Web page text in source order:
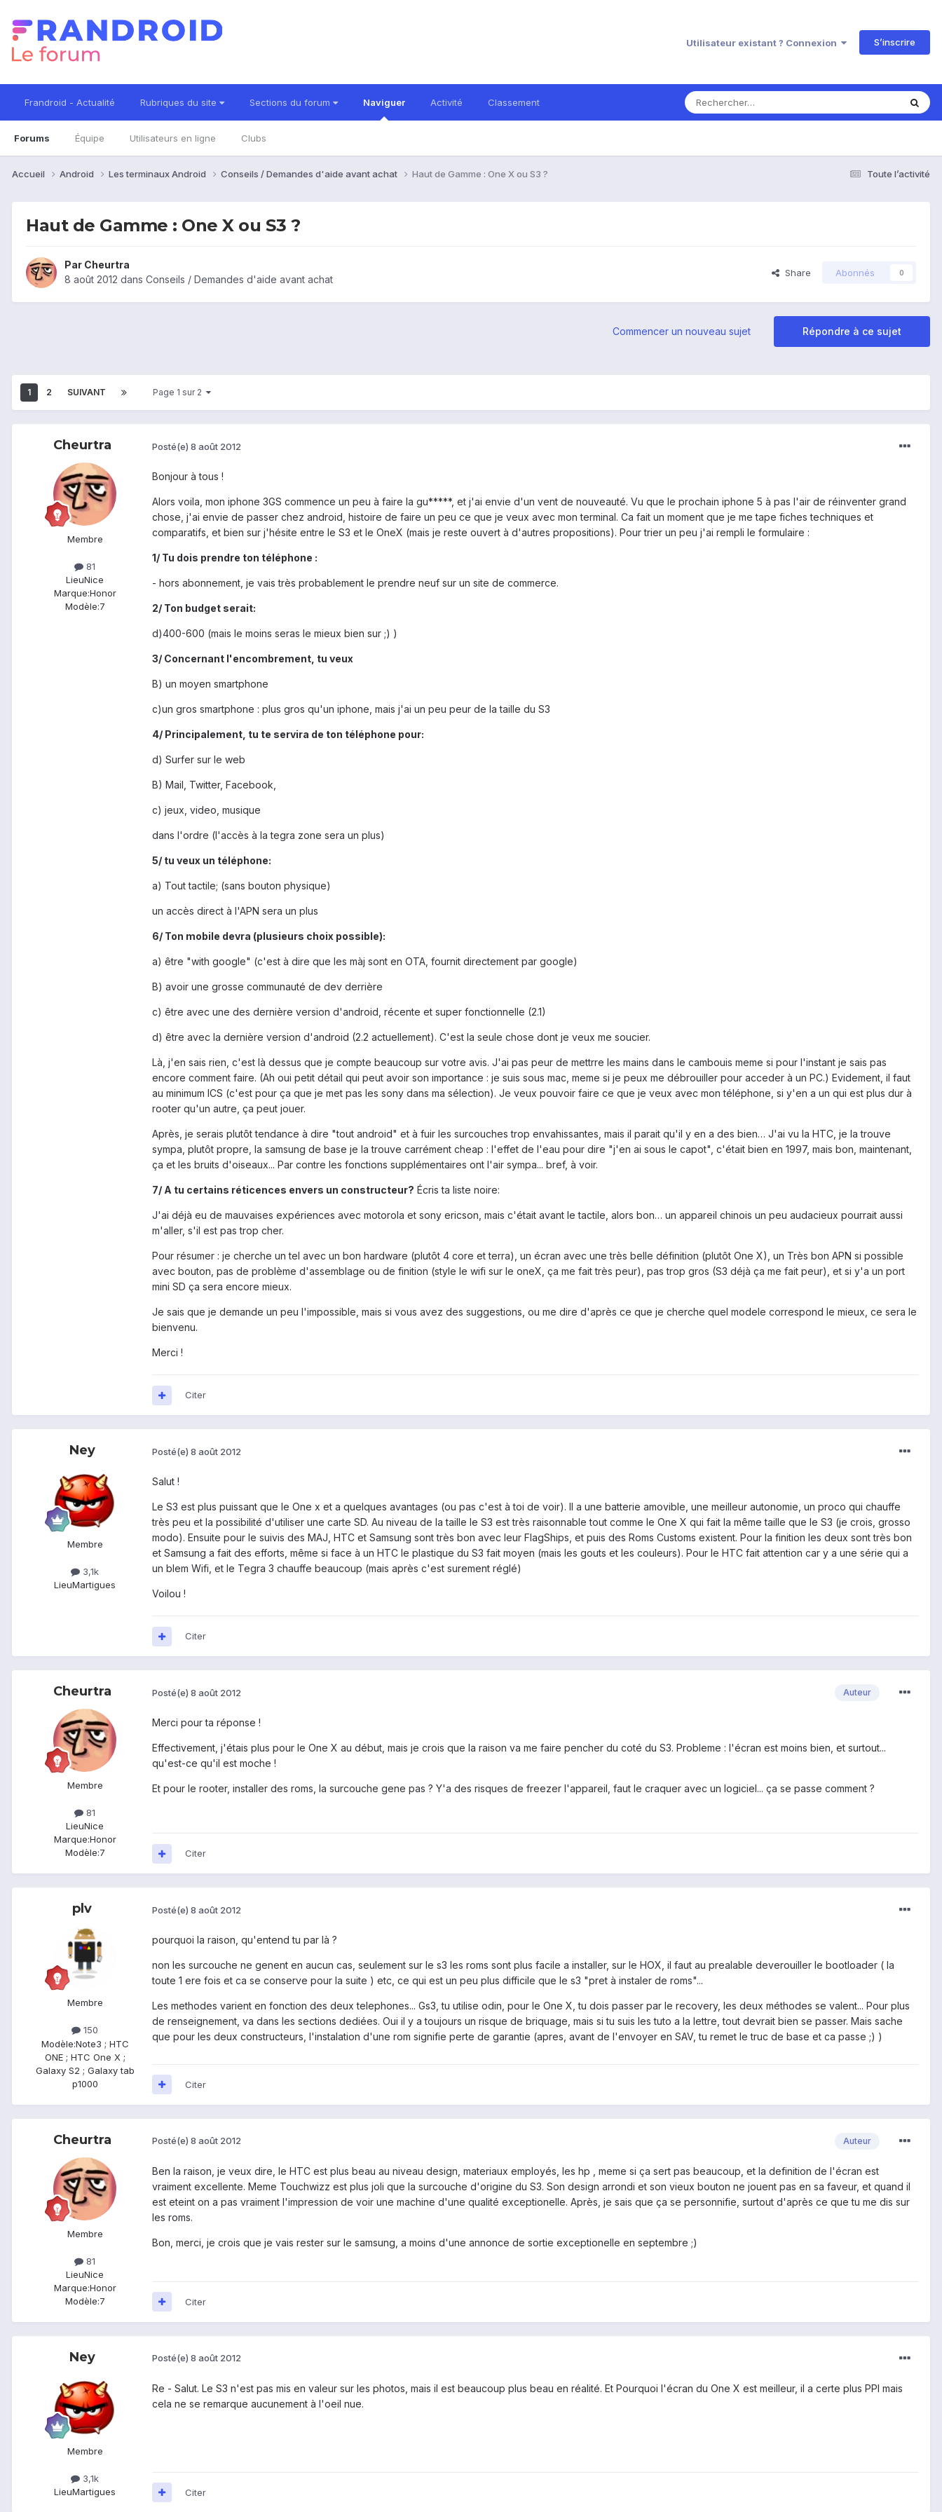
Utilisateur existant ? Connexion S’inscrire
Frandroid - Actualité Rubriques du site Sections du forum Naviguer
Forums Équipe Utilisateurs en ligne Clubs
Activité Classement
Toute l’activité
Accueil Android Les terminaux Android Conseils / Demandes d'aide avant achat Haut de Gamme : One X ou S3 ?
Haut de Gamme : One X ou S3 ?
Par Cheurtra
8 août 2012 dans Conseils / Demandes d'aide avant achat
Share Abonnés 0
Répondre à ce sujet
Commencer un nouveau sujet
1 2 SUIVANT Page 1 sur 2
Cheurtra
Membre
81
LieuNice
Marque:Honor
Modèle:7
Posté(e) 8 août 2012
Bonjour à tous !
Alors voila, mon iphone 3GS commence un peu à faire la gu*****, et j'ai envie d'un vent de nouveauté. Vu que le prochain iphone 5 à pas l'air de réinventer grand
chose, j'ai envie de passer chez android, histoire de faire un peu ce que je veux avec mon terminal. Ca fait un moment que je me tape fiches techniques et
comparatifs, et bien sur j'hésite entre le S3 et le OneX (mais je reste ouvert à d'autres propositions). Pour trier un peu j'ai rempli le formulaire :
1/ Tu dois prendre ton téléphone :
- hors abonnement, je vais très probablement le prendre neuf sur un site de commerce.
2/ Ton budget serait:
d)400-600 (mais le moins seras le mieux bien sur ;) )
3/ Concernant l'encombrement, tu veux
B) un moyen smartphone
c)un gros smartphone : plus gros qu'un iphone, mais j'ai un peu peur de la taille du S3
4/ Principalement, tu te servira de ton téléphone pour:
d) Surfer sur le web
B) Mail, Twitter, Facebook,
c) jeux, video, musique
dans l'ordre (l'accès à la tegra zone sera un plus)
5/ tu veux un téléphone:
a) Tout tactile; (sans bouton physique)
un accès direct à l'APN sera un plus
6/ Ton mobile devra (plusieurs choix possible):
a) être "with google" (c'est à dire que les màj sont en OTA, fournit directement par google)
B) avoir une grosse communauté de dev derrière
c) être avec une des dernière version d'android, récente et super fonctionnelle (2.1)
d) être avec la dernière version d'android (2.2 actuellement). C'est la seule chose dont je veux me soucier.
Là, j'en sais rien, c'est là dessus que je compte beaucoup sur votre avis. J'ai pas peur de mettrre les mains dans le cambouis meme si pour l'instant je sais pas
encore comment faire. (Ah oui petit détail qui peut avoir son importance : je suis sous mac, meme si je peux me débrouiller pour acceder à un PC.) Evidement, il faut
au minimum ICS (c'est pour ça que je met pas les sony dans ma sélection). Je veux pouvoir faire ce que je veux avec mon téléphone, si y'en a un qui est plus dur à
rooter qu'un autre, ça peut jouer.
Après, je serais plutôt tendance à dire "tout android" et à fuir les surcouches trop envahissantes, mais il parait qu'il y en a des bien… J'ai vu la HTC, je la trouve
sympa, plutôt propre, la samsung de base je la trouve carrément cheap : l'effet de l'eau pour dire "j'en ai sous le capot", c'était bien en 1997, mais bon, maintenant,
ça et les bruits d'oiseaux... Par contre les fonctions supplémentaires ont l'air sympa... bref, à voir.
7/ A tu certains réticences envers un constructeur? Écris ta liste noire:
J'ai déjà eu de mauvaises expériences avec motorola et sony ericson, mais c'était avant le tactile, alors bon… un appareil chinois un peu audacieux pourrait aussi
m'aller, s'il est pas trop cher.
Pour résumer : je cherche un tel avec un bon hardware (plutôt 4 core et terra), un écran avec une très belle définition (plutôt One X), un Très bon APN si possible
avec bouton, pas de problème d'assemblage ou de finition (style le wifi sur le oneX, ça me fait très peur), pas trop gros (S3 déjà ça me fait peur), et si y'a un port
mini SD ça sera encore mieux.
Je sais que je demande un peu l'impossible, mais si vous avez des suggestions, ou me dire d'après ce que je cherche quel modele correspond le mieux, ce sera le
bienvenu.
Merci !
Citer
Ney
Membre
3,1k
LieuMartigues
Posté(e) 8 août 2012
Salut !
Le S3 est plus puissant que le One x et a quelques avantages (ou pas c'est à toi de voir). Il a une batterie amovible, une meilleur autonomie, un proco qui chauffe
très peu et la possibilité d'utiliser une carte SD. Au niveau de la taille le S3 est très raisonnable tout comme le One X qui fait la même taille que le S3 (je crois, grosso
modo). Ensuite pour le suivis des MAJ, HTC et Samsung sont très bon avec leur FlagShips, et puis des Roms Customs existent. Pour la finition les deux sont très bon
et Samsung a fait des efforts, même si face à un HTC le plastique du S3 fait moyen (mais les gouts et les couleurs). Pour le HTC fait attention car y a une série qui a
un blem Wifi, et le Tegra 3 chauffe beaucoup (mais après c'est surement réglé)
Voilou !
Citer
Cheurtra
Membre
81
LieuNice
Marque:Honor
Modèle:7
Auteur
Posté(e) 8 août 2012
Merci pour ta réponse !
Effectivement, j'étais plus pour le One X au début, mais je crois que la raison va me faire pencher du coté du S3. Probleme : l'écran est moins bien, et surtout...
qu'est-ce qu'il est moche !
Et pour le rooter, installer des roms, la surcouche gene pas ? Y'a des risques de freezer l'appareil, faut le craquer avec un logiciel... ça se passe comment ?
Citer
plv
Membre
150
Modèle:Note3 ; HTC
ONE ; HTC One X ;
Galaxy S2 ; Galaxy tab
p1000
Posté(e) 8 août 2012
pourquoi la raison, qu'entend tu par là ?
non les surcouche ne genent en aucun cas, seulement sur le s3 les roms sont plus facile a installer, sur le HOX, il faut au prealable deverouiller le bootloader ( la
toute 1 ere fois et ca se conserve pour la suite ) etc, ce qui est un peu plus difficile que le s3 "pret à instaler de roms"...
Les methodes varient en fonction des deux telephones... Gs3, tu utilise odin, pour le One X, tu dois passer par le recovery, les deux méthodes se valent... Pour plus
de renseignement, va dans les sections dediées. Oui il y a toujours un risque de briquage, mais si tu suis les tuto a la lettre, tout devrait bien se passer. Mais sache
que pour les deux constructeurs, l'instalation d'une rom signifie perte de garantie (apres, avant de l'envoyer en SAV, tu remet le truc de base et ca passe ;) )
Citer
Cheurtra
Membre
81
LieuNice
Marque:Honor
Modèle:7
Auteur
Posté(e) 8 août 2012
Ben la raison, je veux dire, le HTC est plus beau au niveau design, materiaux employés, les hp , meme si ça sert pas beaucoup, et la definition de l'écran est
vraiment excellente. Meme Touchwizz est plus joli que la surcouche d'origine du S3. Son design arrondi et son vieux bouton ne jouent pas en sa faveur, et quand il
est eteint on a pas vraiment l'impression de voir une machine d'une qualité exceptionelle. Après, je sais que ça se personnifie, surtout d'après ce que tu me dis sur
les roms.
Bon, merci, je crois que je vais rester sur le samsung, a moins d'une annonce de sortie exceptionelle en septembre ;)
Citer
Ney
Membre
3,1k
LieuMartigues
Posté(e) 8 août 2012
Re - Salut. Le S3 n'est pas mis en valeur sur les photos, mais il est beaucoup plus beau en réalité. Et Pourquoi l'écran du One X est meilleur, il a certe plus PPI mais
cela ne se remarque aucunement à l'oeil nue.
Citer